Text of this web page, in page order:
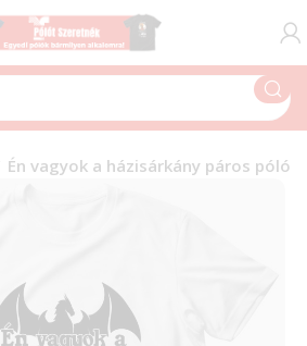
Én vagyok a házisárkány páros póló